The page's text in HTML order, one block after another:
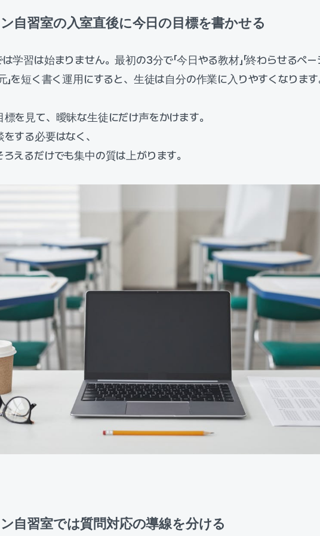
自習室の入室直後に今日の目標を書かせる
学習は始まりません。最初の3分で「今日やる教材」「終わらせるペー
」を短く書く運用にすると、生徒は自分の作業に入りやすくなりま
を見て、曖昧な生徒にだけ声をかけます。
する必要はなく、
えるだけでも集中の質は上がります。
自習室では質問対応の導線を分ける